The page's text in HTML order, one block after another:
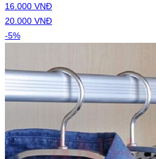
16.000 VNĐ
20.000 VNĐ
-5%